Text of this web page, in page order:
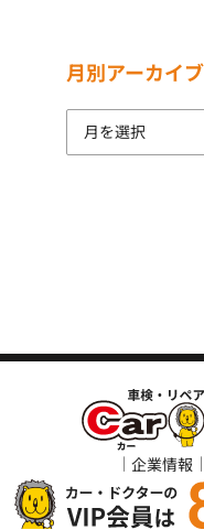
月別アーカイブ
企業情報